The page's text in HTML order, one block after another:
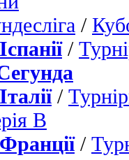
/
/
/
B
/